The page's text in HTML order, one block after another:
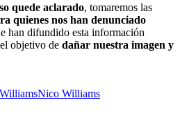
quede aclarado, tomaremos las
quienes nos han denunciado
han difundido esta información
objetivo de dañar nuestra imagen y
Nico Williams